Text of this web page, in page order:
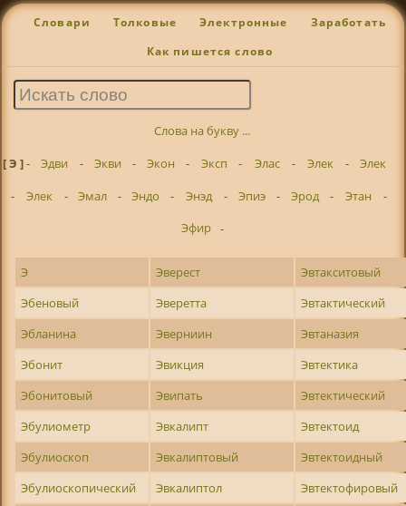
Словари Толковые Электронные Заработать
Как пишется слово
Слова на букву ...
[ Э ]- Эдви - Экви - Экон - Эксп - Элас - Элек -
Элек
-
Элек - Эмал - Эндо - Энэд - Эпиэ - Эрод - Этан
-
Эфир -
Э Эверест
Эвтакситовый
Эбеновый
Эверетта
Эвтактический
Эбланина
Эверниин
Эвтаназия
Эбонит
Эвикция
Эвтектика
Эбонитовый
Эвипать
Эвтектический
Эбулиометр
Эвкалипт
Эвтектоид
Эбулиоскоп
Эвкалиптовый
Эвтектоидный
Эбулиоскопический
Эвкалиптол
Эвтектофировый